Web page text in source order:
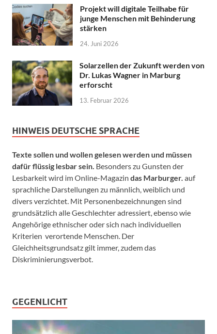
Projekt will digitale Teilhabe für
junge Menschen mit Behinderung
stärken
24. Juni 2026
Solarzellen der Zukunft werden von
Dr. Lukas Wagner in Marburg
erforscht
13. Februar 2026
HINWEIS DEUTSCHE SPRACHE
Texte sollen und wollen gelesen werden und müssen
dafür flüssig lesbar sein. Besonders zu Gunsten der
Lesbarkeit wird im Online-Magazin das Marburger. auf
sprachliche Darstellungen zu männlich, weiblich und
divers verzichtet. Mit Personenbezeichnungen sind
grundsätzlich alle Geschlechter adressiert, ebenso wie
Angehörige ethnischer oder sich nach individuellen
Kriterien verortende Menschen. Der
Gleichheitsgrundsatz gilt immer, zudem das
Diskriminierungsverbot.
GEGENLICHT